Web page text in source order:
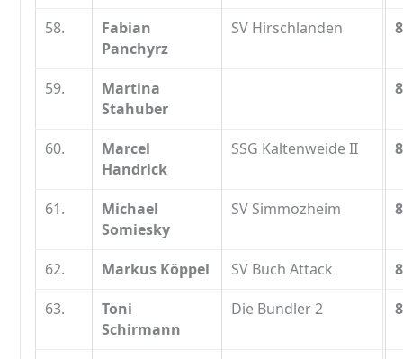
58.
Fabian
Panchyrz
SV Hirschlanden
59.
Martina
Stahuber
60.
Marcel
Handrick
SSG Kaltenweide II
61.
Michael
Somiesky
SV Simmozheim
62. Markus Köppel SV Buch Attack
63.
Toni
Schirmann
Die Bundler 2